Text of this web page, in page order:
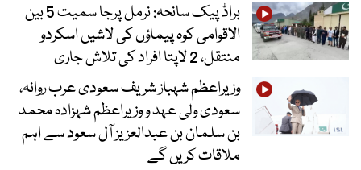
براڈ پیک سانحہ: نرمل پرجا سمیت 5 بین
الاقوامی کوہ پیماؤں کی لاشیں اسکردو
منتقل، 2 لاپتا افراد کی تلاش جاری
وزیراعظم شہباز شریف سعودی عرب روانہ،
سعودی ولی عہد و وزیراعظم شہزادہ محمد
بن سلمان بن عبدالعزیز آل سعود سے اہم
ملاقات کریں گے